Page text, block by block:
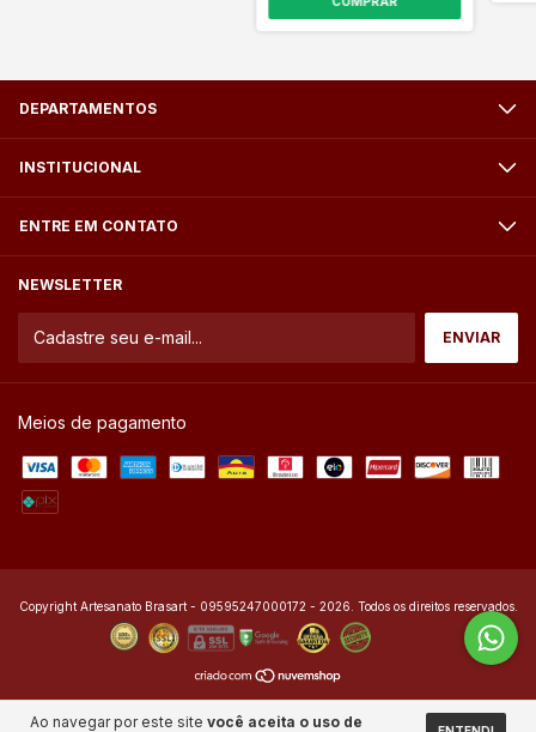
Ao navegar por este site você aceita o uso de
DEPARTAMENTOS
INSTITUCIONAL
ENTRE EM CONTATO
NEWSLETTER
Meios de pagamento
Copyright Artesanato Brasart - 09595247000172 - 2026. Todos os direitos reservados.